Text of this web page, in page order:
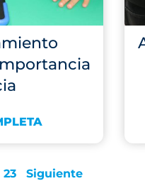
23 Siguiente